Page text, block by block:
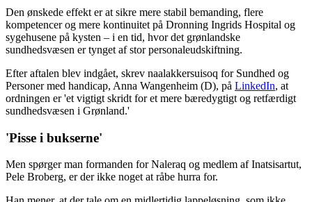
Den ønskede effekt er at sikre mere stabil bemanding, flere
kompetencer og mere kontinuitet på Dronning Ingrids Hospital og
sygehusene på kysten – i en tid, hvor det grønlandske
sundhedsvæsen er tynget af stor personaleudskiftning.
Efter aftalen blev indgået, skrev naalakkersuisoq for Sundhed og
Personer med handicap, Anna Wangenheim (D), på LinkedIn, at
ordningen er 'et vigtigt skridt for et mere bæredygtigt og retfærdigt
sundhedsvæsen i Grønland.'
'Pisse i bukserne'
Men spørger man formanden for Naleraq og medlem af Inatsisartut,
Pele Broberg, er der ikke noget at råbe hurra for.